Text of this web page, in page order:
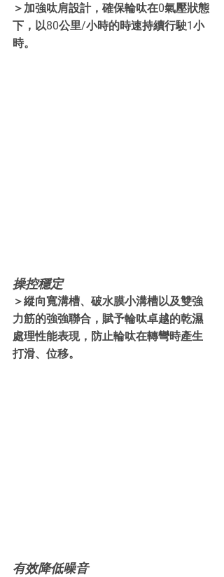
＞加強呔肩設計，確保輪呔在0氣壓狀態
下，以80公里/小時的時速持續行駛1小
時。
操控穩定
＞縱向寬溝槽、破水膜小溝槽以及雙強
力筋的強強聯合，賦予輪呔卓越的乾濕
處理性能表現，防止輪呔在轉彎時產生
打滑、位移。
有效降低噪音